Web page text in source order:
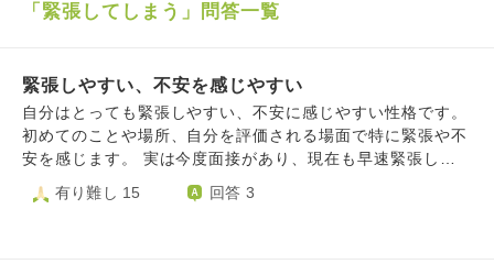
「緊張してしまう」問答一覧
緊張しやすい、不安を感じやすい
自分はとっても緊張しやすい、不安に感じやすい性格です。
初めてのことや場所、自分を評価される場面で特に緊張や不
安を感じます。 実は今度面接があり、現在も早速緊張して
います。 しかし、特に緊張するのは初出勤日です。新しい
職場でどんな人がいるか、どんなことをするのか事前に話を
有り難し 15 回答 3